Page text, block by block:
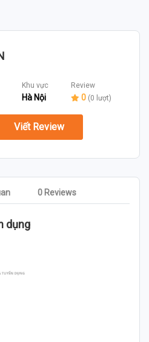
Khu vực
Hà Nội
Review
0 (0 lượt)
Viết Review
0 Reviews
dụng